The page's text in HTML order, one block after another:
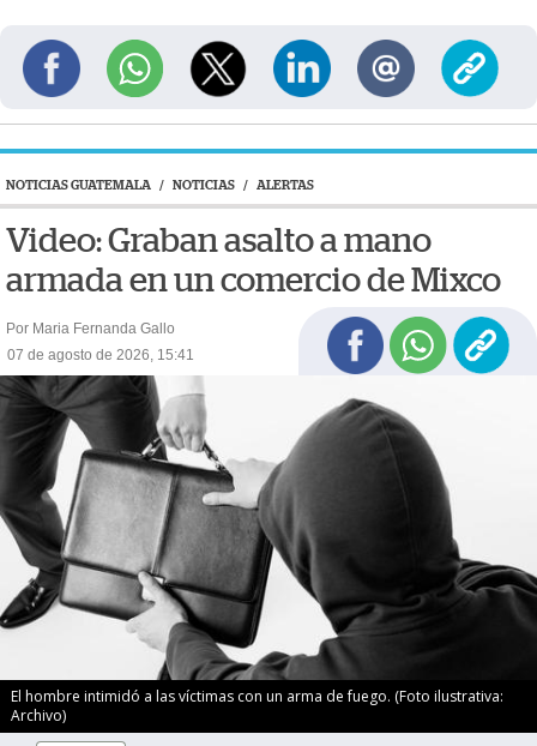
NOTICIAS GUATEMALA / NOTICIAS / ALERTAS
Video: Graban asalto a mano
armada en un comercio de Mixco
Por Maria Fernanda Gallo
07 de agosto de 2026, 15:41
El hombre intimidó a las víctimas con un arma de fuego. (Foto ilustrativa:
Archivo)